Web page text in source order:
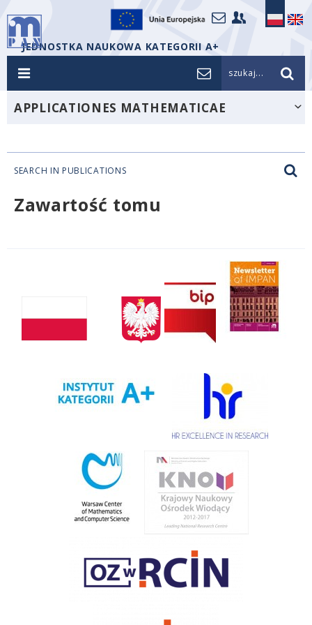
JEDNOSTKA NAUKOWA KATEGORII A+
szukaj...
APPLICATIONES MATHEMATICAE
SEARCH IN PUBLICATIONS
Zawartość tomu